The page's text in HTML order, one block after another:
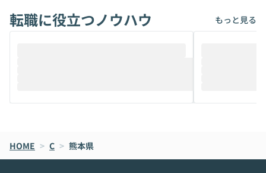
けでなく、想像以上の範囲まで自動化でき
ることは、まだあまり知られていません。
メルカリでの判断基準をもとに「なぜClau
oworkの基本的な機能をご紹介いただきま
す。 続く公開デモでは、実際にCoworkを
は、評判では
ているAIを選ぶこ
それぞれの本当
ント構築の最前
転職に役立つノウハウ もっと見る
HOME > C > 熊本県